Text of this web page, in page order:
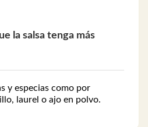
la salsa tenga más
y especias como por
laurel o ajo en polvo.